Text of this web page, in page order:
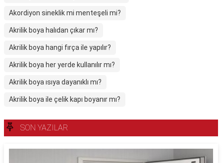
Akordiyon sineklik mi menteşeli mi?
Akrilik boya halıdan çıkar mı?
Akrilik boya hangi fırça ile yapılır?
Akrilik boya her yerde kullanılır mı?
Akrilik boya ısıya dayanıklı mı?
Akrilik boya ile çelik kapı boyanır mı?
SON YAZILAR